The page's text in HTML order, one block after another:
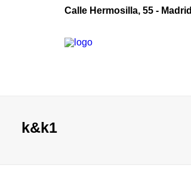
Calle Hermosilla, 55 - Madrid
k&k1